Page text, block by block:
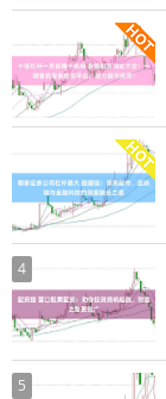
4
5